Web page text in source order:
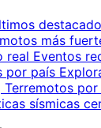
más
real Eventos
por país
Terremotos por
sísmicas